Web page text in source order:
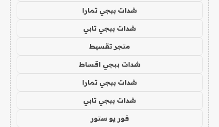
شدات ببجي تمارا
شدات ببجي تابي
متجر تقسيط
شدات ببجي اقساط
شدات ببجي تمارا
شدات ببجي تابي
فور يو ستور